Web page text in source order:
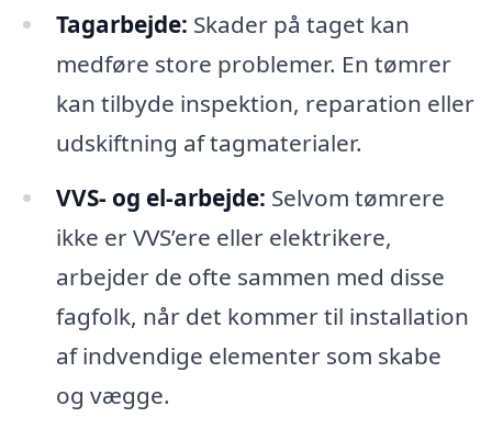
Tagarbejde: Skader på taget kan
medføre store problemer. En tømrer
kan tilbyde inspektion, reparation eller
udskiftning af tagmaterialer.
VVS- og el-arbejde: Selvom tømrere
ikke er VVS’ere eller elektrikere,
arbejder de ofte sammen med disse
fagfolk, når det kommer til installation
af indvendige elementer som skabe
og vægge.